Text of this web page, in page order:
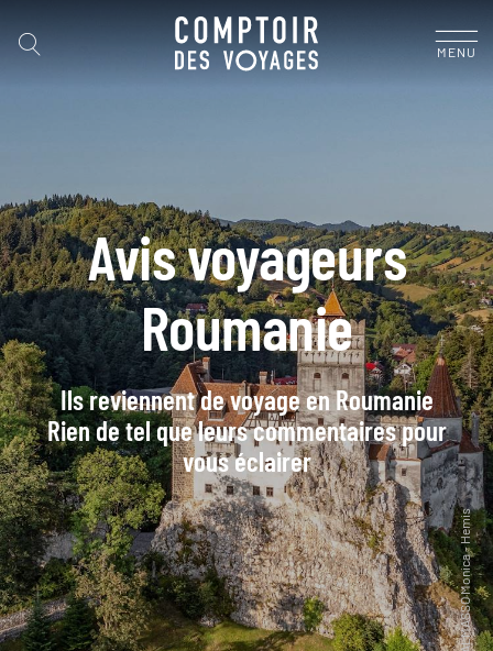
MENU
Avis voyageurs
Roumanie
Ils reviennent de voyage en Roumanie
Rien de tel que leurs commentaires pour
vous éclairer